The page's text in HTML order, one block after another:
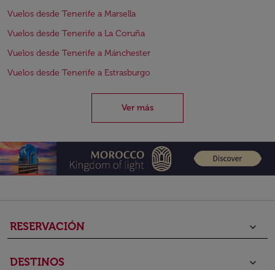
Vuelos desde Tenerife a Marsella
Vuelos desde Tenerife a La Coruña
Vuelos desde Tenerife a Mánchester
Vuelos desde Tenerife a Estrasburgo
Ver más
RESERVACIÓN keyboard_arrow_down
DESTINOS keyboard_arrow_down